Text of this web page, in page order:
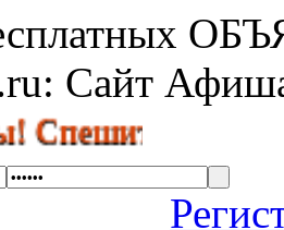
Сайт
разместить